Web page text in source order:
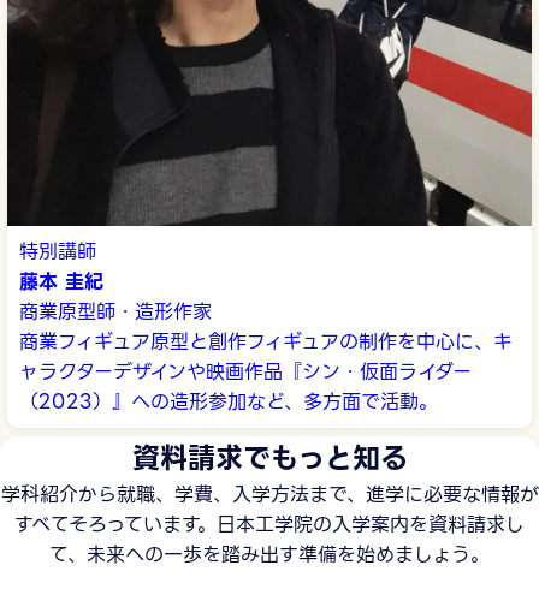
特別講師
藤本 圭紀
商業原型師・造形作家
商業フィギュア原型と創作フィギュアの制作を中心に、キ
ャラクターデザインや映画作品『シン・仮面ライダー
（2023）』への造形参加など、多方面で活動。
資料請求でもっと知る
学科紹介から就職、学費、入学方法まで、進学に必要な情報が
すべてそろっています。日本工学院の入学案内を資料請求し
て、未来への一歩を踏み出す準備を始めましょう。